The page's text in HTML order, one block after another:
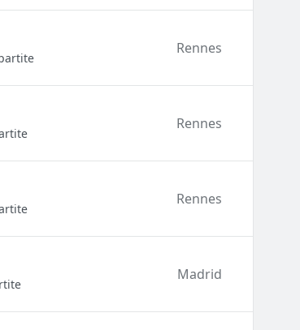
Rennes
Rennes
Rennes
Madrid